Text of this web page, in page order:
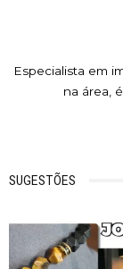
Especialista em
na área,
SUGESTÕES